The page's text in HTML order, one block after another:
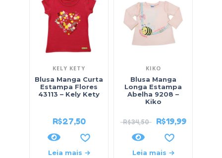
KELY KETY
Blusa Manga Curta
Estampa Flores
43113 – Kely Kety
R$27,50
Leia mais
KIKO
Blusa Manga
Longa Estampa
Abelha 9208 –
Kiko
R$34,50 R$19,99
Leia mais